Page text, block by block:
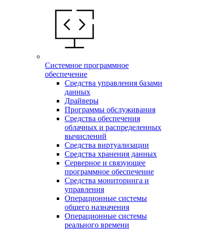
Системное программное
обеспечение
Средства управления базами
данных
Драйверы
Программы обслуживания
Средства обеспечения
облачных и распределенных
вычислений
Средства виртуализации
Средства хранения данных
Серверное и связующее
программное обеспечение
Средства мониторинга и
управления
Операционные системы
общего назначения
Операционные системы
реального времени